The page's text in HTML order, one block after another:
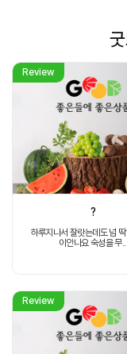
Review
?
하루지나서 잘랏는데도 넘
이안나요 숙성을 무...
Review